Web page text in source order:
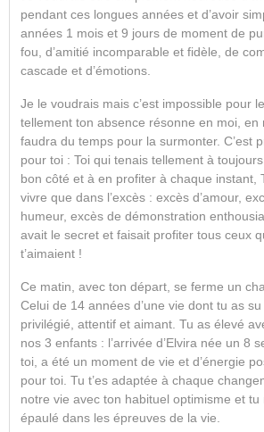
pendant ces longues années et d’avoir
années 1 mois et 9 jours de moment de
fou, d’amitié incomparable et fidèle, de
cascade et d’émotions.
Je le voudrais mais c’est impossible pour
tellement ton absence résonne en moi, en
faudra du temps pour la surmonter. C’est
pour toi : Toi qui tenais tellement à
bon côté et à en profiter à chaque instant,
vivre que dans l’excès : excès d’amour,
humeur, excès de démonstration
avait le secret et faisait profiter tous ceux
t’aimaient !
Ce matin, avec ton départ, se ferme un
Celui de 14 années d’une vie dont tu as
privilégié, attentif et aimant. Tu as élevé
nos 3 enfants : l’arrivée d’Elvira née un 8
toi, a été un moment de vie et d’énergie
pour toi. Tu t’es adaptée à chaque
notre vie avec ton habituel optimisme et tu
épaulé dans les épreuves de la vie.